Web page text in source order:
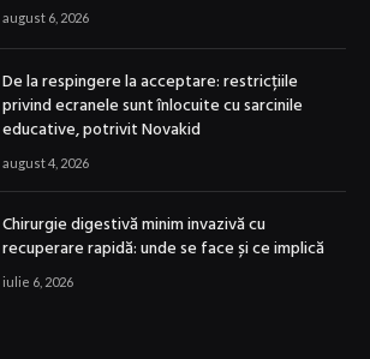
august 6, 2026
De la respingere la acceptare: restricțiile
privind ecranele sunt înlocuite cu sarcinile
educative, potrivit Novakid
august 4, 2026
Chirurgie digestivă minim invazivă cu
recuperare rapidă: unde se face și ce implică
iulie 6, 2026